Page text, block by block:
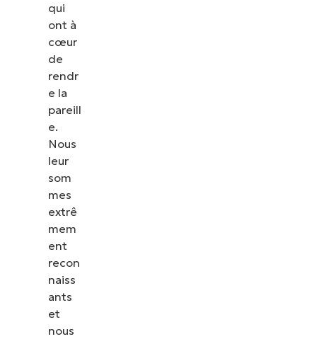
qui
ont à
cœur
de
rendr
e la
pareill
e.
Nous
leur
som
mes
extrê
mem
ent
recon
naiss
ants
et
nous